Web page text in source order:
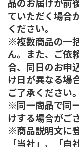
品のお届けが前
ていただく場合
ください。
※複数商品の一
ん。また、ご依
合、同日のお申
け日が異なる場
ご了承ください。
※同一商品で同
けする場合がご
※商品説明文に
「当社」、「